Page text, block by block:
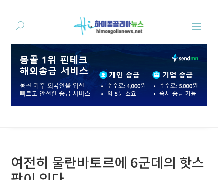
여전히 울란바토르에 6군데의 핫스